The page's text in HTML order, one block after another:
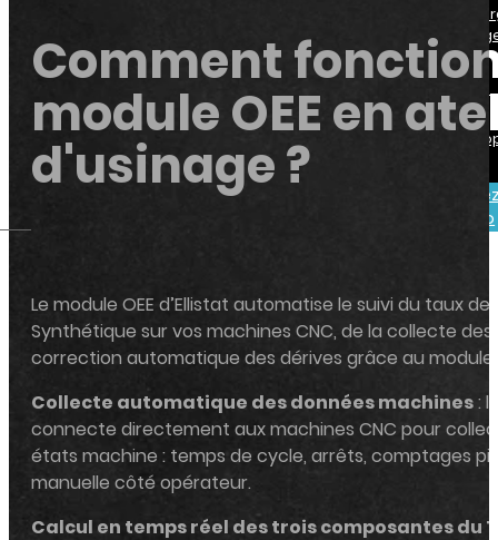
d'expérience par la
méthode Taguchi
Module Data
Analysis
Télécharger
version
une démo
Comment
module OEE en
d'usinage ?
Le module OEE d’Ellistat automatise le suivi du taux
Synthétique sur vos machines CNC, de la collecte
correction automatique des dérives grâce au module
Collecte automatique des données machines:
connecte directement aux machines CNC pour
états machine : temps de cycle, arrêts, comptages
manuelle côté opérateur.
Calcul en temps réel des trois composantes du